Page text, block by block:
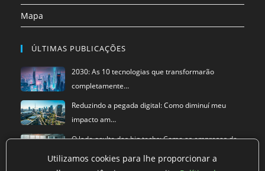
Mapa
ÚLTIMAS PUBLICAÇÕES
2030: As 10 tecnologias que transformarão
completamente…
Reduzindo a pegada digital: Como diminuí meu
impacto am…
O lado oculto das big techs: Como as empresas de
Utilizamos cookies para lhe proporcionar a